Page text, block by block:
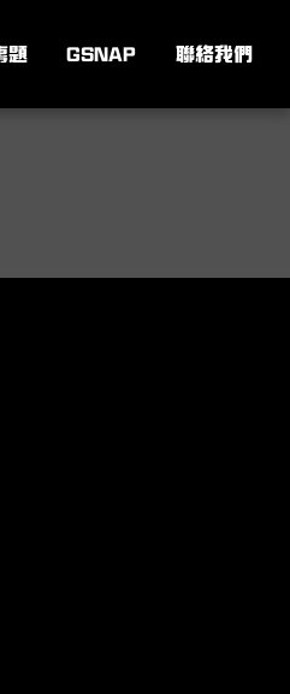
題 GSNAP 聯絡我們